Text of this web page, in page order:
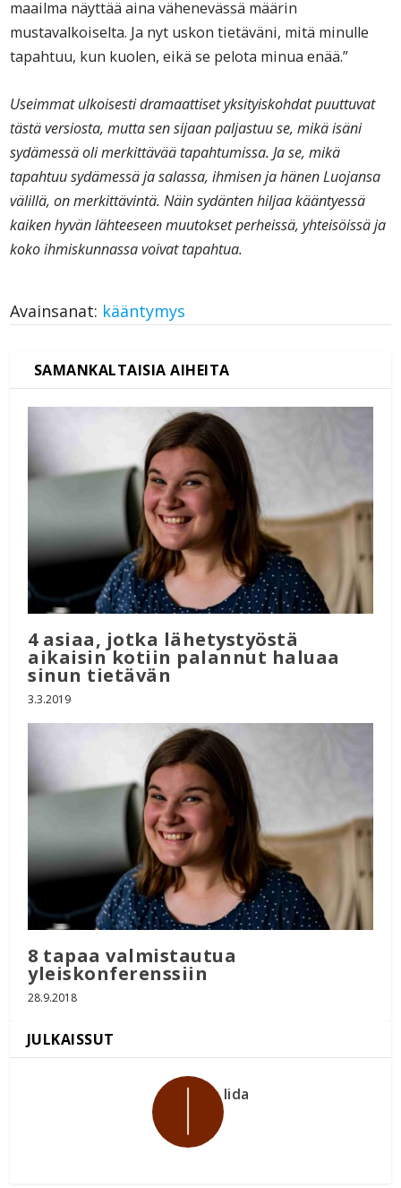
maailma näyttää aina vähenevässä määrin
mustavalkoiselta. Ja nyt uskon tietäväni, mitä minulle
tapahtuu, kun kuolen, eikä se pelota minua enää.”
Useimmat ulkoisesti dramaattiset yksityiskohdat puuttuvat
tästä versiosta, mutta sen sijaan paljastuu se, mikä isäni
sydämessä oli merkittävää tapahtumissa. Ja se, mikä
tapahtuu sydämessä ja salassa, ihmisen ja hänen Luojansa
välillä, on merkittävintä. Näin sydänten hiljaa kääntyessä
kaiken hyvän lähteeseen muutokset perheissä, yhteisöissä ja
koko ihmiskunnassa voivat tapahtua.
Avainsanat: kääntymys
4 asiaa, jotka lähetystyöstä
aikaisin kotiin palannut haluaa
sinun tietävän
3.3.2019
8 tapaa valmistautua
yleiskonferenssiin
28.9.2018
Iida